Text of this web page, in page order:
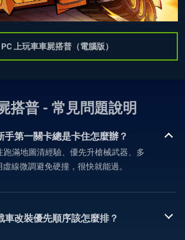
上玩車車屍搭普（電腦版）
搭普 - 常見問題說明
手第一關卡總是卡住怎麼辦？
跑滿地圖清經驗、優先升槍械武器、多
線微調避免硬撞，很快就能過。
車改裝優先順序該怎麼排？